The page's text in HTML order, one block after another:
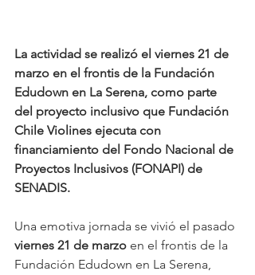
La actividad se realizó el viernes 21 de
marzo en el frontis de la Fundación
Edudown en La Serena, como parte
del proyecto inclusivo que Fundación
Chile Violines ejecuta con
financiamiento del Fondo Nacional de
Proyectos Inclusivos (FONAPI) de
SENADIS.
Una emotiva jornada se vivió el pasado
viernes 21 de marzo en el frontis de la
Fundación Edudown en La Serena,